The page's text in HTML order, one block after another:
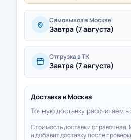
Самовывоз в Москве
Завтра (7 августа)
Отгрузка в ТК
Завтра (7 августа)
Доставка в Москва
Точную доставку рассчитаем
Стоимость доставки
и добавит доставку после